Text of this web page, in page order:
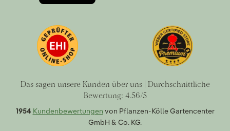
Das sagen unsere Kunden über uns | Durchschnittliche
Bewertung: 4.56/5
1954 Kundenbewertungen von Pflanzen-Kölle Gartencenter
GmbH & Co. KG.